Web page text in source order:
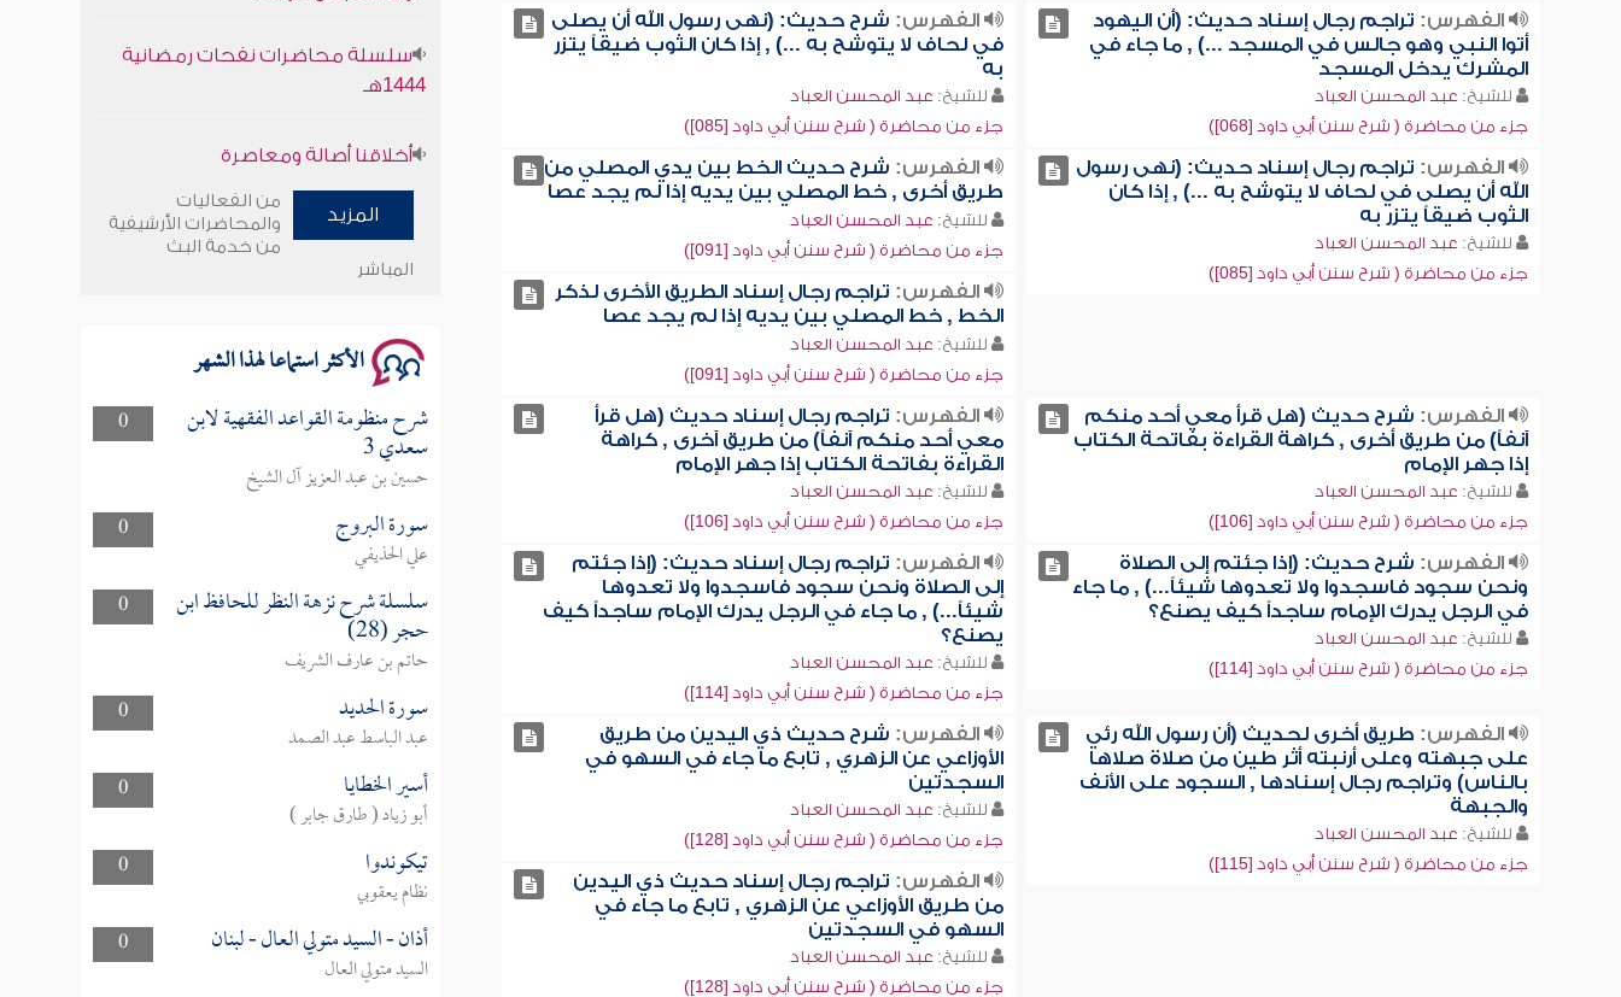
الفهرس: تراجم رجال إسناد حديث: (أن اليهود
أتوا النبي وهو جالس في المسجد ...) , ما جاء في
المشرك يدخل المسجد
للشيخ: عبد المحسن العباد
جزء من محاضرة ( شرح سنن أبي داود [068])
الفهرس: شرح حديث: (نهى رسول الله أن يصلى
في لحاف لا يتوشح به ...) , إذا كان الثوب ضيقاً يتزر
به
للشيخ: عبد المحسن العباد
جزء من محاضرة ( شرح سنن أبي داود [085])
الفهرس: تراجم رجال إسناد حديث: (نهى رسول
الله أن يصلى في لحاف لا يتوشح به ...) , إذا كان
الثوب ضيقاً يتزر به
للشيخ: عبد المحسن العباد
جزء من محاضرة ( شرح سنن أبي داود [085])
الفهرس: شرح حديث الخط بين يدي المصلي من
طريق أخرى , خط المصلي بين يديه إذا لم يجد عصا
للشيخ: عبد المحسن العباد
جزء من محاضرة ( شرح سنن أبي داود [091])
الفهرس: تراجم رجال إسناد الطريق الأخرى لذكر
الخط , خط المصلي بين يديه إذا لم يجد عصا
للشيخ: عبد المحسن العباد
جزء من محاضرة ( شرح سنن أبي داود [091])
الفهرس: شرح حديث (هل قرأ معي أحد منكم
آنفاً) من طريق أخرى , كراهة القراءة بفاتحة الكتاب
إذا جهر الإمام
للشيخ: عبد المحسن العباد
جزء من محاضرة ( شرح سنن أبي داود [106])
الفهرس: تراجم رجال إسناد حديث (هل قرأ
معي أحد منكم آنفاً) من طريق آخرى , كراهة
القراءة بفاتحة الكتاب إذا جهر الإمام
للشيخ: عبد المحسن العباد
جزء من محاضرة ( شرح سنن أبي داود [106])
الفهرس: شرح حديث: (إذا جئتم إلى الصلاة
ونحن سجود فاسجدوا ولا تعدوها شيئاً...) , ما جاء
في الرجل يدرك الإمام ساجداً كيف يصنع؟
للشيخ: عبد المحسن العباد
جزء من محاضرة ( شرح سنن أبي داود [114])
الفهرس: تراجم رجال إسناد حديث: (إذا جئتم
إلى الصلاة ونحن سجود فاسجدوا ولا تعدوها
شيئاً...) , ما جاء في الرجل يدرك الإمام ساجداً كيف
يصنع؟
للشيخ: عبد المحسن العباد
جزء من محاضرة ( شرح سنن أبي داود [114])
الفهرس: طريق أخرى لحديث (أن رسول الله رئي
على جبهته وعلى أرنبته أثر طين من صلاة صلاها
بالناس) وتراجم رجال إسنادها , السجود على الأنف
والجبهة
للشيخ: عبد المحسن العباد
جزء من محاضرة ( شرح سنن أبي داود [115])
الفهرس: شرح حديث ذي اليدين من طريق
الأوزاعي عن الزهري , تابع ما جاء في السهو في
السجدتين
للشيخ: عبد المحسن العباد
جزء من محاضرة ( شرح سنن أبي داود [128])
الفهرس: تراجم رجال إسناد حديث ذي اليدين
من طريق الأوزاعي عن الزهري , تابع ما جاء في
السهو في السجدتين
للشيخ: عبد المحسن العباد
جزء من محاضرة ( شرح سنن أبي داود [128])
1444هـ
سلسلة محاضرات نفحات رمضانية
1444هـ
المزيد
من الفعاليات
والمحاضرات الأرشيفية
من خدمة البث
المباشر
الأكثر استماعا لهذا الشهر
0 شرح منظومة القواعد الفقهية لابن
سعدي 3
حسين بن عبد العزيز آل الشيخ
0
سورة البروج
علي الحذيفي
0
سلسلة شرح نزهة النظر للحافظ ابن
حجر (28)
حاتم بن عارف الشريف
0
سورة الحديد
عبد الباسط عبد الصمد
0
أسير الخطايا
أبو زياد ( طارق جابر )
0
تيكوندوا
نظام يعقوبي
0
أذان - السيد متولي العال - لبنان
السيد متولي العال